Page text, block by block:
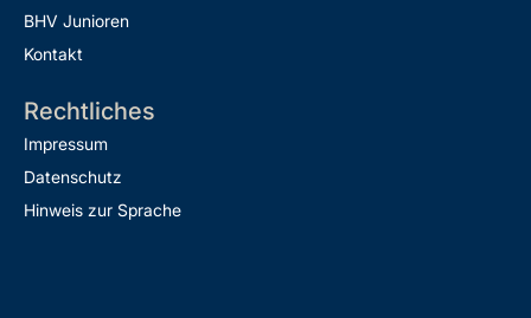
BHV Junioren
Kontakt
Rechtliches
Impressum
Datenschutz
Hinweis zur Sprache